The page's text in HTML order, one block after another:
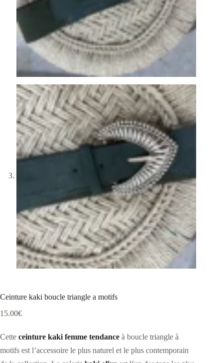
Ceinture kaki boucle triangle a motifs
15.00€
Cette ceinture kaki femme tendance à boucle triangle à
motifs est l’accessoire le plus naturel et le plus contemporain